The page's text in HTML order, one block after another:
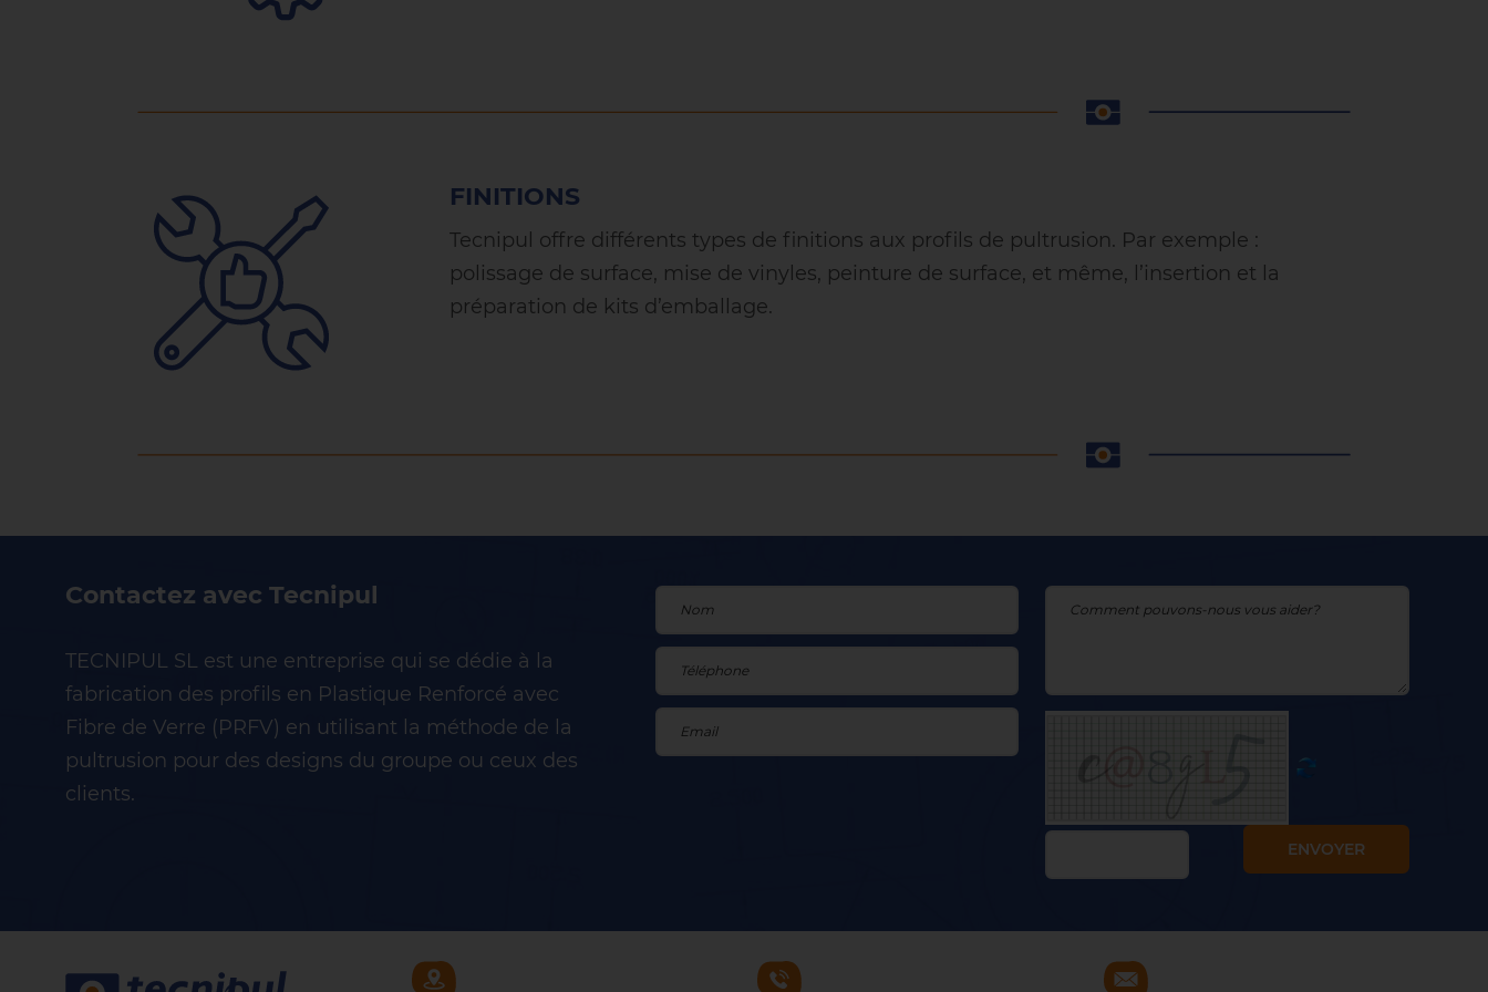
FINITIONS
Tecnipul offre différents types de finitions aux profils de pultrusion. Par exemple :
polissage de surface, mise de vinyles, peinture de surface, et même, l’insertion et la
préparation de kits d’emballage.
Contactez avec Tecnipul
TECNIPUL SL est une entreprise qui se dédie à la
fabrication des profils en Plastique Renforcé avec
Fibre de Verre (PRFV) en utilisant la méthode de la
pultrusion pour des designs du groupe ou ceux des
clients.